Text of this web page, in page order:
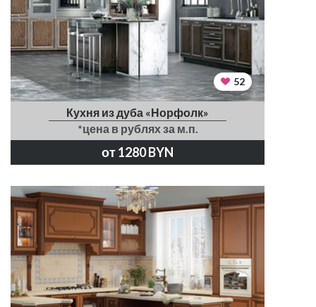
52
Кухня из дуба «Норфолк»
*цена в рублях за м.п.
от 1280 BYN